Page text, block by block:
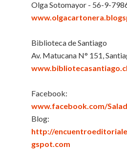
Olga Sotomayor - 56-9-
Biblioteca de Santiago
Av. Matucana N° 151,
www.bibliotecasantiago.cl
Facebook:
www.facebook.com/
Blog:
http://
gspot.com